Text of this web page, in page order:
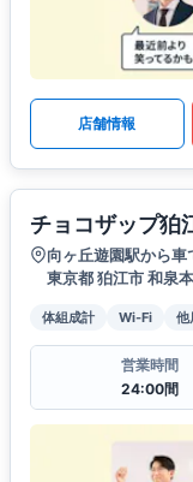
店舗情報
チョコザップ狛
向ヶ丘遊園駅から車
東京都 狛江市 和泉
体組成計 Wi-Fi 他
営業時間
24:00間